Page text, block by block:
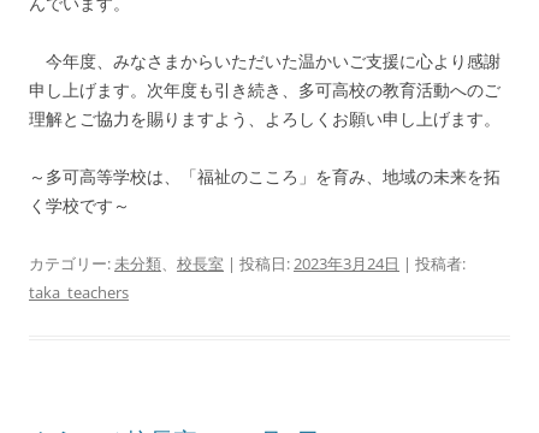
今年度、みなさまからいただいた温かいご支援に心より感謝
申し上げます。次年度も引き続き、多可高校の教育活動へのご
理解とご協力を賜りますよう、よろしくお願い申し上げます。
～多可高等学校は、「福祉のこころ」を育み、地域の未来を拓
く学校です～
カテゴリー:未分類、 校長室 | 投稿日:2023年3月24日 | 投稿者:
taka_teachers